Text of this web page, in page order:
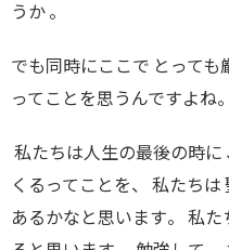
うか 。
でも同時にここで とって
ってこと を思うんですよね。
私たちは人生の最後の時に
くるってことを、
私たちは
あるかなと思います。 私た